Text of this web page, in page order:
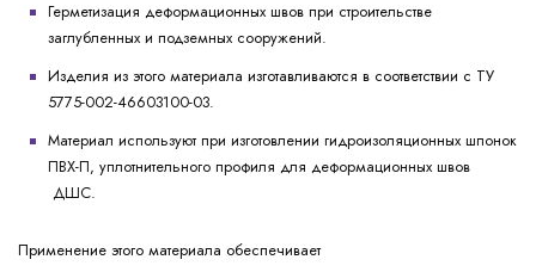
Герметизация деформационных швов при строительстве
заглубленных и подземных сооружений.
Изделия из этого материала изготавливаются в соответствии с ТУ
5775-002-46603100-03.
Материал используют при изготовлении гидроизоляционных шпонок
ПВХ-П, уплотнительного профиля для деформационных швов
ДШС.
Применение этого материала обеспечивает